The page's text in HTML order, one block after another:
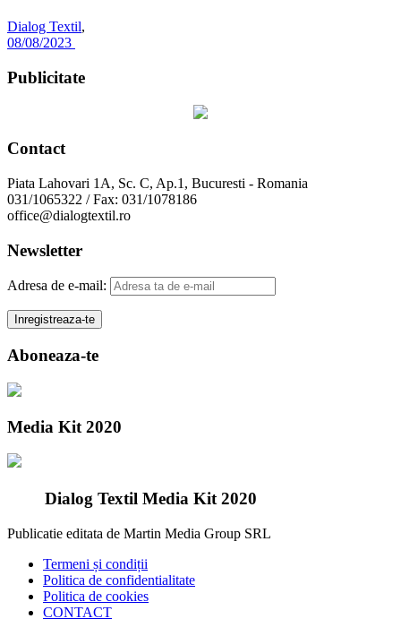
Dialog Textil,
08/08/2023
Publicitate
Contact
Piata Lahovari 1A, Sc. C, Ap.1, Bucuresti - Romania
031/1065322 / Fax: 031/1078186
office@dialogtextil.ro
Newsletter
Adresa de e-mail:
Aboneaza-te
Media Kit 2020
Dialog Textil Media Kit 2020
Publicatie editata de Martin Media Group SRL
Termeni și condiții
Politica de confidentialitate
Politica de cookies
CONTACT